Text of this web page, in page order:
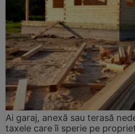
Ai garaj, anexă sau terasă
taxele care îi sperie pe